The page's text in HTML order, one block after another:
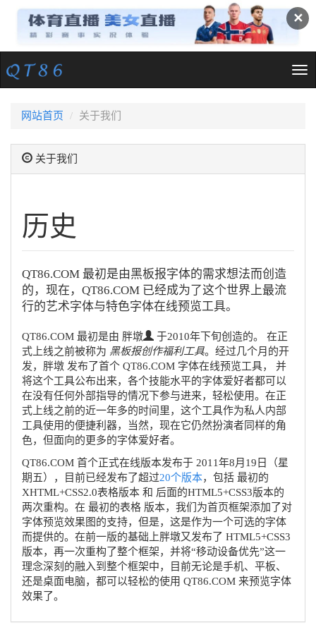
✕
网站首页 关于我们
关于我们
历史
QT86.COM 最初是由黑板报字体的需求想法而创造
的，现在，QT86.COM 已经成为了这个世界上最流
行的艺术字体与特色字体在线预览工具。
QT86.COM 最初是由 胖墩
于2010年下旬创造的。 在正
式上线之前被称为 黑板报创作福利工具。经过几个月的开
发，胖墩 发布了首个 QT86.COM 字体在线预览工具， 并
将这个工具公布出来，各个技能水平的字体爱好者都可以
在没有任何外部指导的情况下参与进来，轻松使用。在正
式上线之前的近一年多的时间里，这个工具作为私人内部
工具使用的便捷利器，当然，现在它仍然扮演者同样的角
色，但面向的更多的字体爱好者。
QT86.COM 首个正式在线版本发布于 2011年8月19日（星
期五）
，目前已经发布了超过20个版本，包括 最初的
XHTML+CSS2.0表格版本 和 后面的HTML5+CSS3版本的
两次重构。在 最初的表格 版本，我们为首页框架添加了对
字体预览效果图的支持，但是，这是作为一个可选的字体
而提供的。在前一版的基础上胖墩又发布了 HTML5+CSS3
版本，再一次重构了整个框架，并将“移动设备优先”这一
理念深刻的融入到整个框架中，目前无论是手机、平板、
还是桌面电脑，都可以轻松的使用 QT86.COM 来预览字体
效果了。